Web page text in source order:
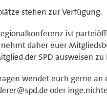
stehen zur Verfügung.
ist
daher euer
der SPD ausweisen
wendet euch gerne
oder